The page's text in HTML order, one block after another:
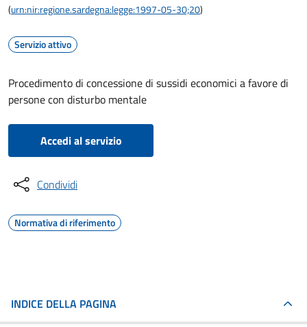
(urn:nir:regione.sardegna:legge:1997-05-30;20)
Servizio attivo
Procedimento di concessione di sussidi economici a favore di
persone con disturbo mentale
Accedi al servizio
Condividi
Normativa di riferimento
INDICE DELLA PAGINA